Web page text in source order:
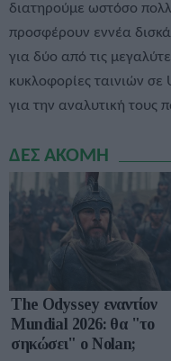
διατηρούμε ωστόσο
προσφέρουν εννέα
για δύο από τις
κυκλοφορίες ταινιών
για την αναλυτική τους
ΔΕΣ ΑΚΟΜΗ
The Odyssey εναντίον
Mundial 2026: θα "το
σηκώσει" ο Nolan;